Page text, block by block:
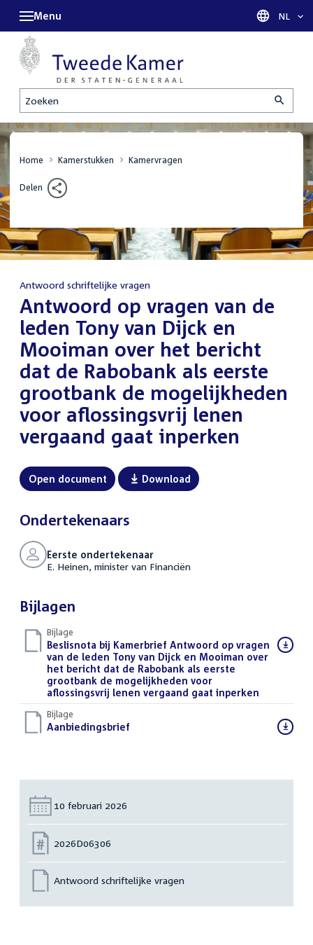
Zoeken
Menu Taal
NL
Home Kamerstukken Kamervragen
Delen
Antwoord schriftelijke vragen
Antwoord op vragen van de
leden Tony van Dijck en
Mooiman over het bericht
dat de Rabobank als eerste
grootbank de mogelijkheden
voor aflossingsvrij lenen
vergaand gaat inperken
Open document Download
Ondertekenaars
Eerste ondertekenaar
E. Heinen, minister van Financiën
Bijlagen
Bijlage
Download
bestand:
Beslisnota bij Kamerbrief Antwoord op vragen
van de leden Tony van Dijck en Mooiman over
het bericht dat de Rabobank als eerste
grootbank de mogelijkheden voor
aflossingsvrij lenen vergaand gaat inperken
Bijlage
Download
Aanbiedingsbrief
Datum:
10 februari 2026
Nummer:
2026D06306
Antwoord schriftelijke vragen